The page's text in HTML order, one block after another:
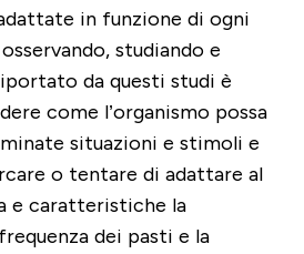
in funzione di ogni
studiando e
da questi studi è
come l’organismo possa
situazioni e stimoli e
o tentare di adattare al
e caratteristiche la
dei pasti e la